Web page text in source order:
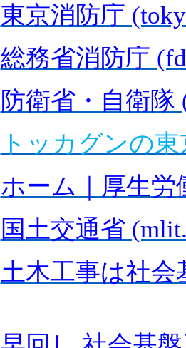
東京消防庁
総務省消防庁
防衛省・自衛隊
トッカグンの
ホーム｜厚生労
国土交通省
土木工事は社